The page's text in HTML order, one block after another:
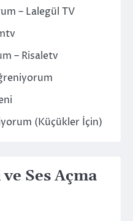
– Lalegül TV
– Risaletv
(Küçükler İçin)
Ses Açma